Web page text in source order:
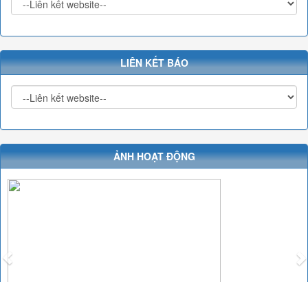
LIÊN KẾT BÁO
ẢNH HOẠT ĐỘNG